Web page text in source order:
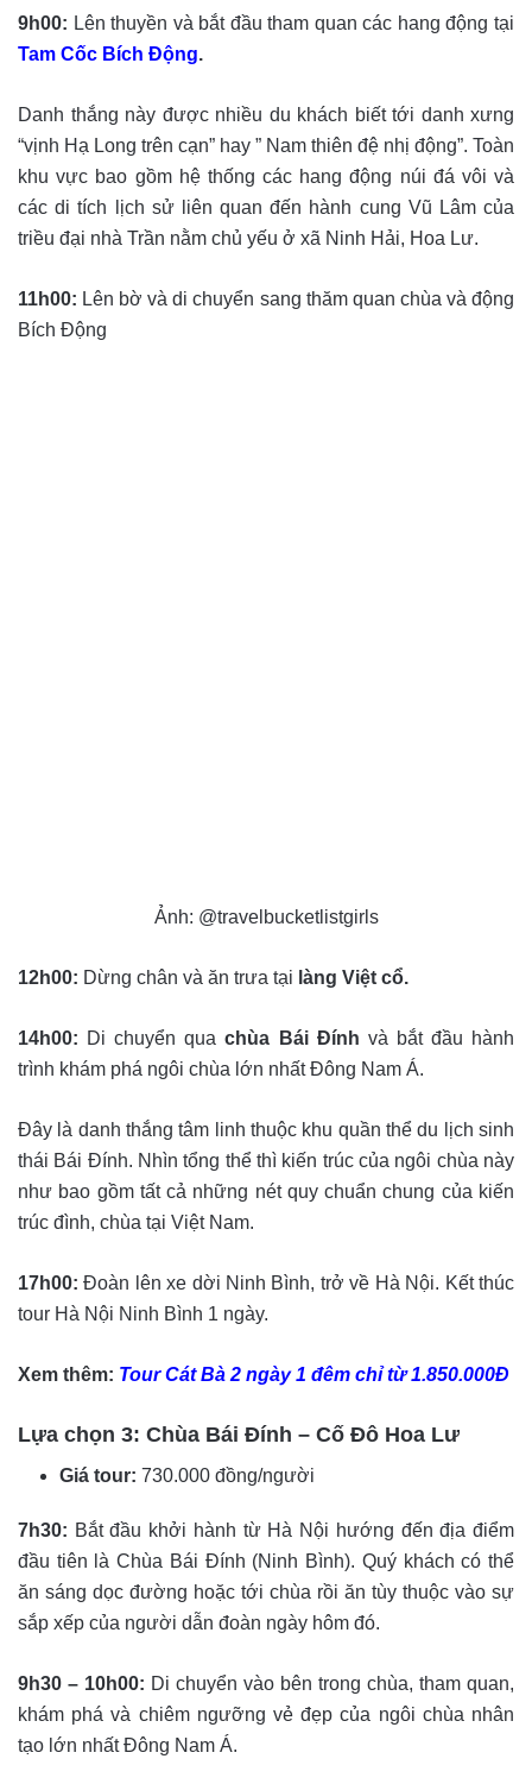
9h00: Lên thuyền và bắt đầu tham quan các hang động tại
Tam Cốc Bích Động.
Danh thắng này được nhiều du khách biết tới danh xưng
“vịnh Hạ Long trên cạn” hay ” Nam thiên đệ nhị động”. Toàn
khu vực bao gồm hệ thống các hang động núi đá vôi và
các di tích lịch sử liên quan đến hành cung Vũ Lâm của
triều đại nhà Trần nằm chủ yếu ở xã Ninh Hải, Hoa Lư.
11h00: Lên bờ và di chuyển sang thăm quan chùa và động
Bích Động
Ảnh: @travelbucketlistgirls
12h00: Dừng chân và ăn trưa tại làng Việt cổ.
14h00: Di chuyển quachùa Bái Đính và bắt đầu hành
trình khám phá ngôi chùa lớn nhất Đông Nam Á.
Đây là danh thắng tâm linh thuộc khu quần thể du lịch sinh
thái Bái Đính. Nhìn tổng thể thì kiến trúc của ngôi chùa này
như bao gồm tất cả những nét quy chuẩn chung của kiến
trúc đình, chùa tại Việt Nam.
17h00: Đoàn lên xe dời Ninh Bình, trở về Hà Nội. Kết thúc
tour Hà Nội Ninh Bình 1 ngày.
Xem thêm: Tour Cát Bà 2 ngày 1 đêm chỉ từ 1.850.000Đ
Lựa chọn 3: Chùa Bái Đính – Cố Đô Hoa Lư
Giá tour: 730.000 đồng/người
7h30: Bắt đầu khởi hành từ Hà Nội hướng đến địa điểm
đầu tiên là Chùa Bái Đính (Ninh Bình). Quý khách có thể
ăn sáng dọc đường hoặc tới chùa rồi ăn tùy thuộc vào sự
sắp xếp của người dẫn đoàn ngày hôm đó.
9h30 – 10h00: Di chuyển vào bên trong chùa, tham quan,
khám phá và chiêm ngưỡng vẻ đẹp của ngôi chùa nhân
tạo lớn nhất Đông Nam Á.